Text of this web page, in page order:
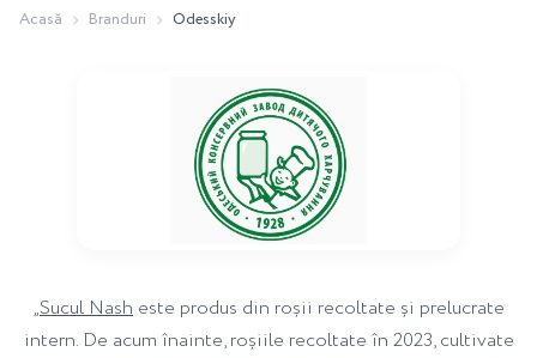
Acasă Branduri Odesskiy
„Sucul Nash este produs din roșii recoltate și prelucrate
intern. De acum înainte, roșiile recoltate în 2023, cultivate